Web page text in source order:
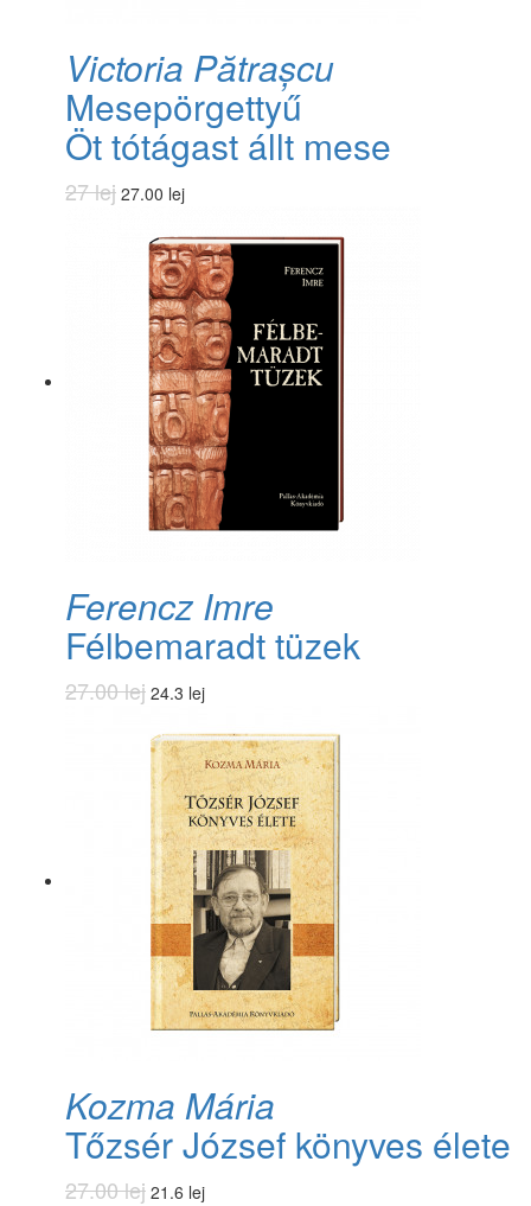
Victoria Pătrașcu
Mesepörgettyű
Öt tótágast állt mese
27 lej 27.00 lej
Ferencz Imre
Félbemaradt tüzek
27.00 lej 24.3 lej
Kozma Mária
Tőzsér József könyves élete
27.00 lej 21.6 lej